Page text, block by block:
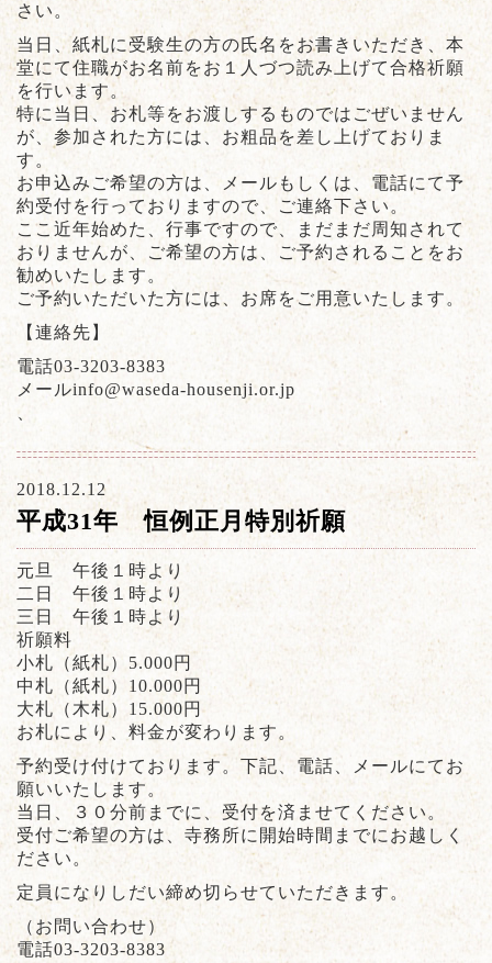
さい。
当日、紙札に受験生の方の氏名をお書きいただき、本
堂にて住職がお名前をお１人づつ読み上げて合格祈願
を行います。
特に当日、お札等をお渡しするものではごぜいません
が、参加された方には、お粗品を差し上げておりま
す。
お申込みご希望の方は、メールもしくは、電話にて予
約受付を行っておりますので、ご連絡下さい。
ここ近年始めた、行事ですので、まだまだ周知されて
おりませんが、ご希望の方は、ご予約されることをお
勧めいたします。
ご予約いただいた方には、お席をご用意いたします。
【連絡先】
電話03-3203-8383
メールinfo@waseda-housenji.or.jp
2018.12.12
平成31年 恒例正月特別祈願
元旦 午後１時より
二日 午後１時より
三日 午後１時より
祈願料
小札（紙札）5.000円
中札（紙札）10.000円
大札（木札）15.000円
お札により、料金が変わります。
予約受け付けております。下記、電話、メールにてお
願いいたします。
当日、３０分前までに、受付を済ませてください。
受付ご希望の方は、寺務所に開始時間までにお越しく
ださい。
定員になりしだい締め切らせていただきます。
（お問い合わせ）
電話03-3203-8383